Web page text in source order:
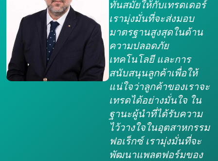
ทันสมัยให้กับเทรดเดอร์
เรามุ่งมั่นที่จะส่งมอบ
มาตรฐานสูงสุดในด้าน
ความปลอดภัย
เทคโนโลยี และการ
สนับสนุนลูกค้าเพื่อให้
แน่ใจว่าลูกค้าของเราจะ
เทรดได้อย่างมั่นใจ ใน
ฐานะผู้นำที่ได้รับความ
ไว้วางใจในอุตสาหกรรม
ฟอเร็กซ์ เรามุ่งมั่นที่จะ
พัฒนาแพลตฟอร์มของ